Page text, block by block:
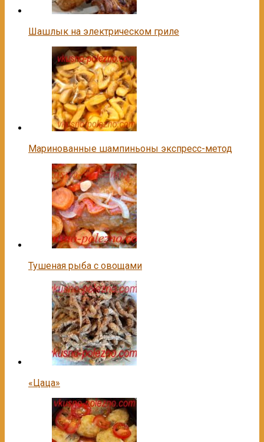
Шашлык на электрическом гриле
Маринованные шампиньоны экспресс-метод
Тушеная рыба с овощами
«Цаца»